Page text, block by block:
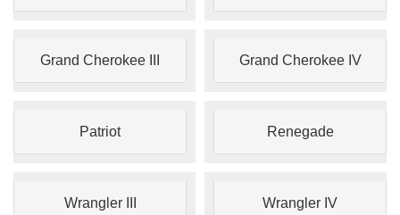
Grand Cherokee III Grand Cherokee IV
Patriot Renegade
Wrangler III Wrangler IV